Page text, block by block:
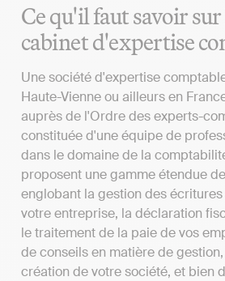
Ce qu'il faut savoir
cabinet d'expertise
Une société d'expertise
Haute-Vienne ou ailleurs en
auprès de l'Ordre des experts-
constituée d'une équipe de
dans le domaine de la
proposent une gamme étendue
englobant la gestion des
votre entreprise, la déclaration
le traitement de la paie de vos
de conseils en matière de
création de votre société, et bien